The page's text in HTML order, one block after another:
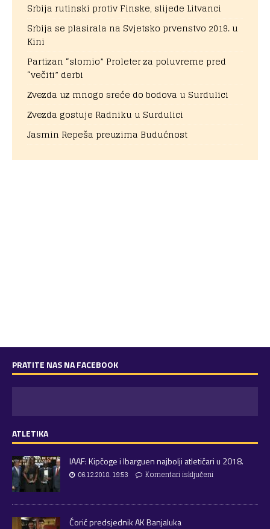
Srbija rutinski protiv Finske, slijede Litvanci
Srbija se plasirala na Svjetsko prvenstvo 2019. u
Kini
Partizan “slomio” Proleter za poluvreme pred
“večiti” derbi
Zvezda uz mnogo sreće do bodova u Surdulici
Zvezda gostuje Radniku u Surdulici
Jasmin Repeša preuzima Budućnost
PRATITE NAS NA FACEBOOK
ATLETIKA
IAAF: Kipčoge i Ibarguen najbolji atletičari u 2018.
06.12.2018. 19:53 Komentari isključeni
Ćorić predsjednik AK Banjaluka